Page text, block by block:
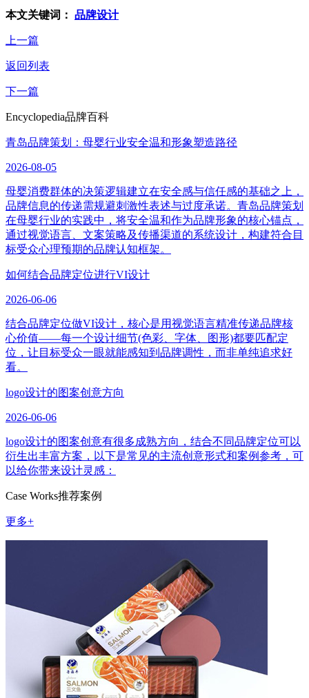
本文关键词： 品牌设计
上一篇
返回列表
下一篇
Encyclopedia品牌百科
青岛品牌策划：母婴行业安全温和形象塑造路径
2026-08-05
母婴消费群体的决策逻辑建立在安全感与信任感的基础之上，
品牌信息的传递需规避刺激性表述与过度承诺。青岛品牌策划
在母婴行业的实践中，将安全温和作为品牌形象的核心锚点，
通过视觉语言、文案策略及传播渠道的系统设计，构建符合目
标受众心理预期的品牌认知框架。
如何结合品牌定位进行VI设计
2026-06-06
结合品牌定位做VI设计，核心是用视觉语言精准传递品牌核
心价值——每一个设计细节(色彩、字体、图形)都要匹配定
位，让目标受众一眼就能感知到品牌调性，而非单纯追求好
看。
logo设计的图案创意方向
2026-06-06
logo设计的图案创意有很多成熟方向，结合不同品牌定位可以
衍生出丰富方案，以下是常见的主流创意形式和案例参考，可
以给你带来设计灵感：
Case Works推荐案例
更多+